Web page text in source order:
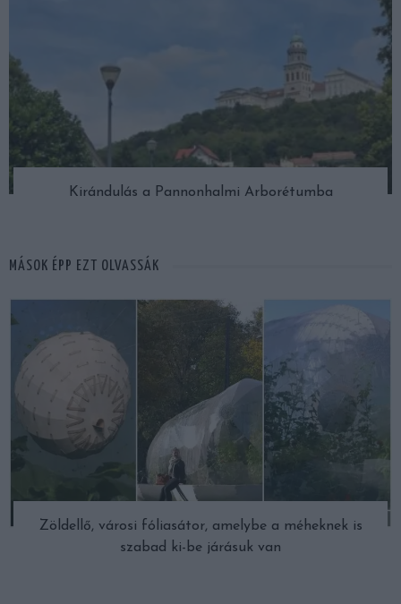
Kirándulás a Pannonhalmi Arborétumba
MÁSOK ÉPP EZT OLVASSÁK
Zöldellő, városi fóliasátor, amelybe a méheknek is
szabad ki-be járásuk van